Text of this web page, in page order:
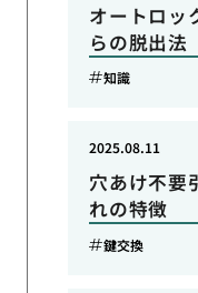
オートロッ
らの脱出法
知識
穴あけ不要
れの特徴
2025.08.11
鍵交換